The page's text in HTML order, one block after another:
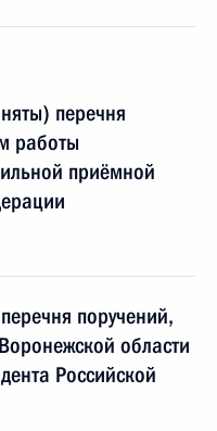
перечня
работы
приёмной
поручений,
области
Российской